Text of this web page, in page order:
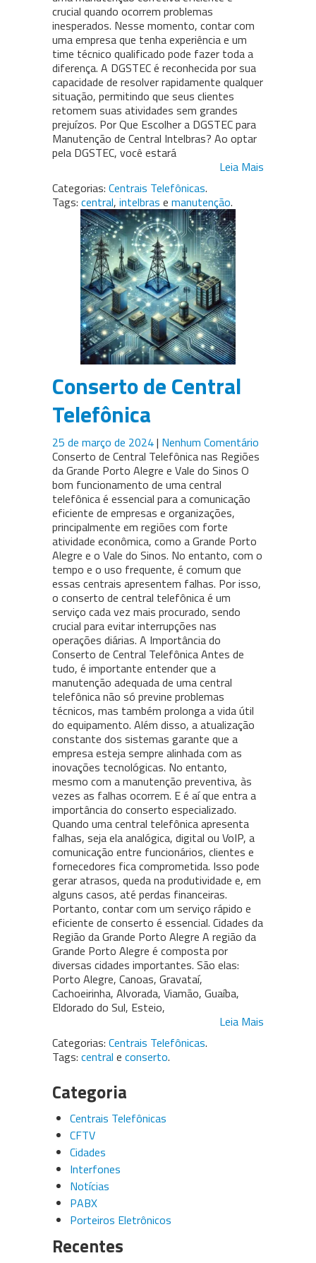
crucial quando ocorrem problemas
inesperados. Nesse momento, contar com
uma empresa que tenha experiência e um
time técnico qualificado pode fazer toda a
diferença. A DGSTEC é reconhecida por sua
capacidade de resolver rapidamente qualquer
situação, permitindo que seus clientes
retomem suas atividades sem grandes
prejuízos. Por Que Escolher a DGSTEC para
Manutenção de Central Intelbras? Ao optar
pela DGSTEC, você estará
Leia Mais
Categorias: Centrais Telefônicas.
Tags: central, intelbras e manutenção.
Conserto de Central
Telefônica
25 de março de 2024| Nenhum Comentário
Conserto de Central Telefônica nas Regiões
da Grande Porto Alegre e Vale do Sinos O
bom funcionamento de uma central
telefônica é essencial para a comunicação
eficiente de empresas e organizações,
principalmente em regiões com forte
atividade econômica, como a Grande Porto
Alegre e o Vale do Sinos. No entanto, com o
tempo e o uso frequente, é comum que
essas centrais apresentem falhas. Por isso,
o conserto de central telefônica é um
serviço cada vez mais procurado, sendo
crucial para evitar interrupções nas
operações diárias. A Importância do
Conserto de Central Telefônica Antes de
tudo, é importante entender que a
manutenção adequada de uma central
telefônica não só previne problemas
técnicos, mas também prolonga a vida útil
do equipamento. Além disso, a atualização
constante dos sistemas garante que a
empresa esteja sempre alinhada com as
inovações tecnológicas. No entanto,
mesmo com a manutenção preventiva, às
vezes as falhas ocorrem. E é aí que entra a
importância do conserto especializado.
Quando uma central telefônica apresenta
falhas, seja ela analógica, digital ou VoIP, a
comunicação entre funcionários, clientes e
fornecedores fica comprometida. Isso pode
gerar atrasos, queda na produtividade e, em
alguns casos, até perdas financeiras.
Portanto, contar com um serviço rápido e
eficiente de conserto é essencial. Cidades da
Região da Grande Porto Alegre A região da
Grande Porto Alegre é composta por
diversas cidades importantes. São elas:
Porto Alegre, Canoas, Gravataí,
Cachoeirinha, Alvorada, Viamão, Guaíba,
Eldorado do Sul, Esteio,
Leia Mais
Categorias: Centrais Telefônicas.
Tags: central e conserto.
Categoria
Centrais Telefônicas
CFTV
Cidades
Interfones
Notícias
PABX
Porteiros Eletrônicos
Recentes